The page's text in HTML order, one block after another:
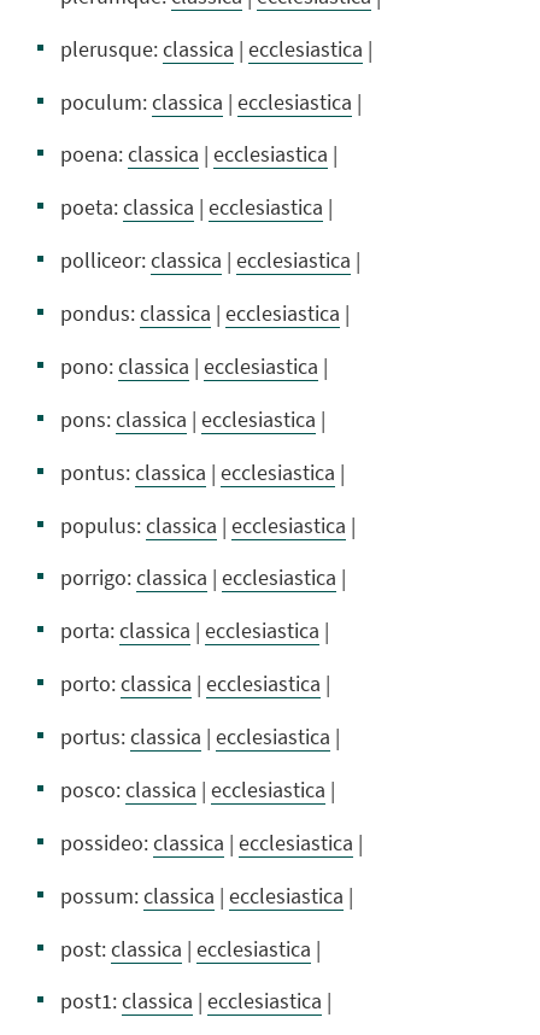
plerusque:classica | ecclesiastica |
poculum:classica | ecclesiastica |
poena:classica | ecclesiastica |
poeta:classica | ecclesiastica |
polliceor:classica | ecclesiastica |
pondus:classica | ecclesiastica |
pono:classica | ecclesiastica |
pons:classica | ecclesiastica |
pontus:classica | ecclesiastica |
populus:classica | ecclesiastica |
porrigo:classica | ecclesiastica |
porta:classica | ecclesiastica |
porto:classica | ecclesiastica |
portus:classica | ecclesiastica |
posco:classica | ecclesiastica |
possideo:classica | ecclesiastica |
possum:classica | ecclesiastica |
post:classica | ecclesiastica |
post1:classica | ecclesiastica |